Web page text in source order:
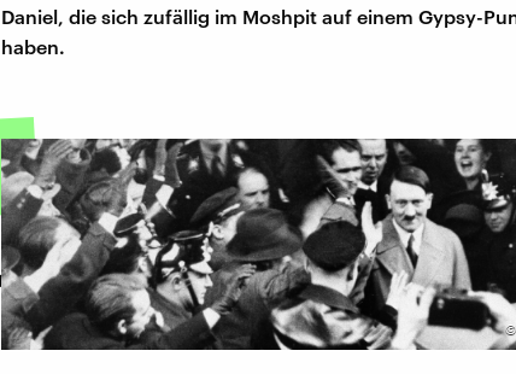
Daniel, die sich zufällig im Moshpit auf einem Gypsy-
haben.
©